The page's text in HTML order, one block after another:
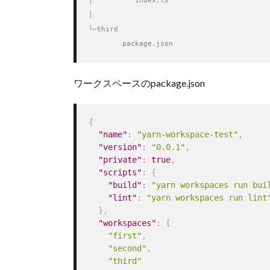
└─third
        package.json
ワークスペースのpackage.json
{
"name" : "yarn-workspace-test" ,
"version" : "0.0.1" ,
"private" : true,
"scripts" :
{
"build" : "yarn workspaces run
"lint" :
"yarn workspaces run
} ,
"workspaces" :
[
"first" ,
"second" ,
"third"